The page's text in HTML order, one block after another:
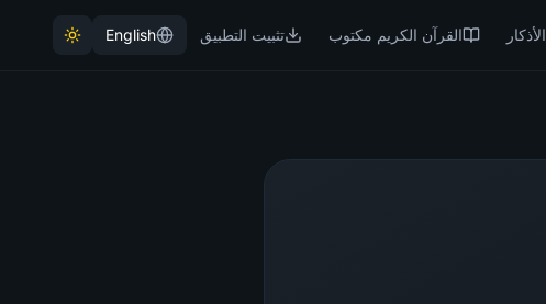
الأذكار القرآن الكريم مكتوب تثبيت التطبيق English